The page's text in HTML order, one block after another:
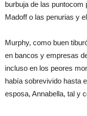
burbuja de las puntocom
Madoff o las penurias y
Murphy, como buen
en bancos y empresas
incluso en los peores
había sobrevivido hasta
esposa, Annabella, tal y